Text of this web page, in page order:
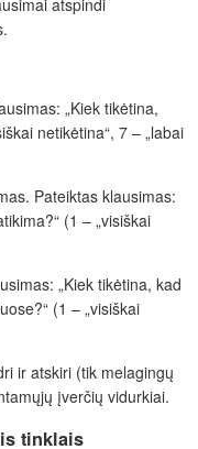
atspindi
„Kiek tikėtina,
netikėtina“, 7 – „labai
Pateiktas klausimas:
(1 – „visiškai
„Kiek tikėtina, kad
(1 – „visiškai
ir atskiri (tik melagingų
įverčių vidurkiai.
tinklais